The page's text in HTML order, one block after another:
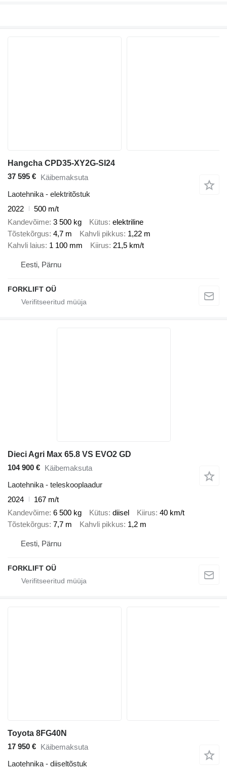
Hangcha CPD35-XY2G-SI24
37 595 € Käibemaksuta
Laotehnika - elektritõstuk
2022
500 m/t
Kandevõime 3 500 kg Kütus elektriline
Tõstekõrgus 4,7 m Kahvli pikkus 1,22 m
Kahvli laius 1 100 mm Kiirus 21,5 km/t
Eesti, Pärnu
FORKLIFT OÜ
Dieci Agri Max 65.8 VS EVO2 GD
104 900 € Käibemaksuta
Laotehnika - teleskooplaadur
2024
167 m/t
Kandevõime 6 500 kg Kütus diisel Kiirus 40 km/t
Tõstekõrgus 7,7 m Kahvli pikkus 1,2 m
Eesti, Pärnu
FORKLIFT OÜ
Toyota 8FG40N
17 950 € Käibemaksuta
Laotehnika - diiseltõstuk